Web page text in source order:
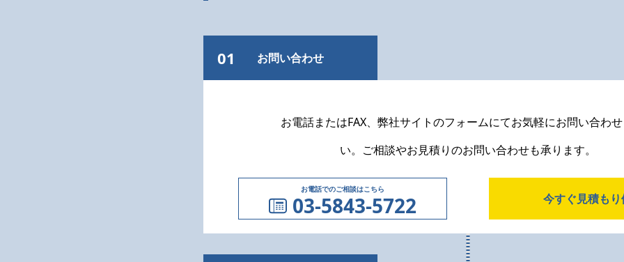
01 お問い合わせ
お電話またはFAX、弊社サイトのフォームにてお気軽にお問い合わ
い。ご相談やお見積りのお問い合わせも承ります。
お電話でのご相談はこちら
03-5843-5722 今すぐ見積も